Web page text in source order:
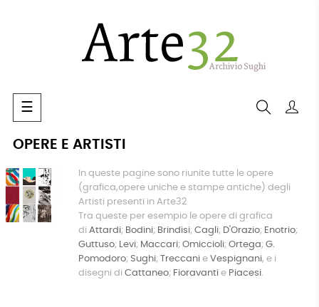
navigazione
Toggle
☰
OPERE E ARTISTI
In queste pagine sono riunite tutte le opere
(grafica,opere uniche e stampe antiche) degli
Artisti presenti in Arte32
Tra queste per esempio le opere di grafica
di Attardi; Bodini; Brindisi; Cagli; D'Orazio; Enotrio;
Guttuso; Levi; Maccari; Omiccioli; Ortega; G.
Pomodoro; Sughi; Treccani e Vespignani, e i
disegni di Cattaneo; Fioravanti e Piacesi.